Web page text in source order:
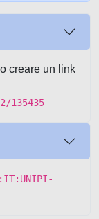
creare un link
135435